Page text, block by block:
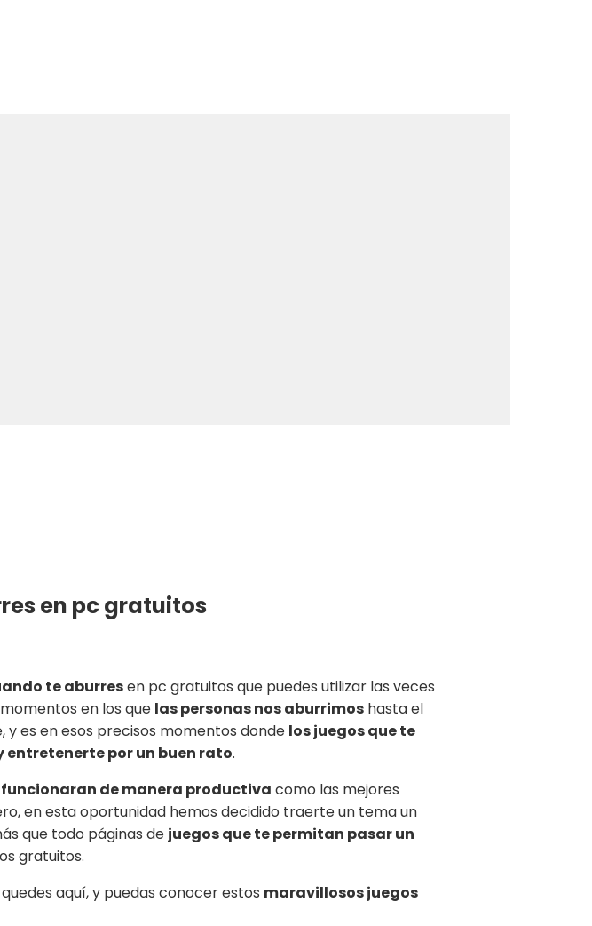
en pc gratuitos
te aburresen pc gratuitos que puedes utilizar las veces
en los que las personas nos aburrimos hasta el
es en esos precisos momentos donde los juegos que te
por un buen rato.
funcionaran de manera productiva como las mejores
en esta oportunidad hemos decidido traerte un tema un
que todo páginas de juegos que te permitan pasar un
gratuitos.
aquí, y puedas conocer estos maravillosos juegos